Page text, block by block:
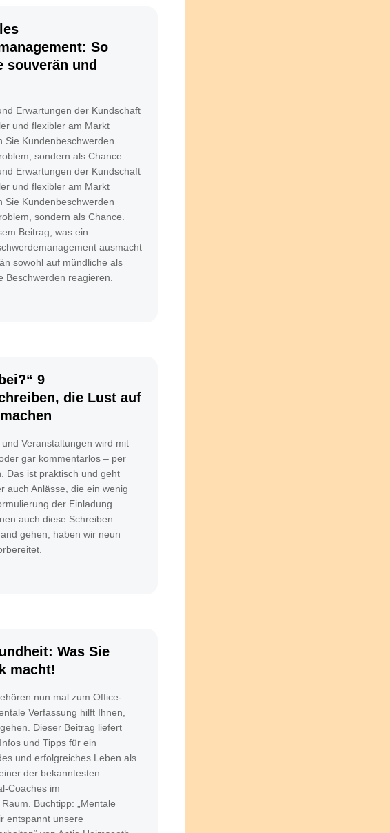
So
souverän und
Erwartungen der Kundschaft
und flexibler am Markt
Sie Kundenbeschwerden
sondern als Chance.
Erwartungen der Kundschaft
und flexibler am Markt
Sie Kundenbeschwerden
sondern als Chance.
Beitrag, was ein
ausmacht
sowohl auf mündliche als
Beschwerden reagieren.
9
die Lust auf
Veranstaltungen wird mit
gar kommentarlos – per
Das ist praktisch und geht
auch Anlässe, die ein wenig
der Einladung
auch diese Schreiben
gehen, haben wir neun
Was Sie
macht!
nun mal zum Office-
Verfassung hilft Ihnen,
Dieser Beitrag liefert
und Tipps für ein
und erfolgreiches Leben als
der bekanntesten
Coaches im
Buchtipp: „Mentale
entspannt unsere